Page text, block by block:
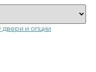
и опции